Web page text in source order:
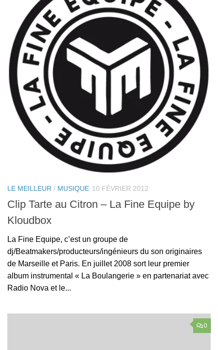
LE MEILLEUR / MUSIQUE 10 FÉVRIER 2012
Clip Tarte au Citron – La Fine Equipe by
Kloudbox
La Fine Equipe, c’est un groupe de
dj/Beatmakers/producteurs/ingénieurs du son originaires
de Marseille et Paris. En juillet 2008 sort leur premier
album instrumental « La Boulangerie » en partenariat avec
Radio Nova et le...
0